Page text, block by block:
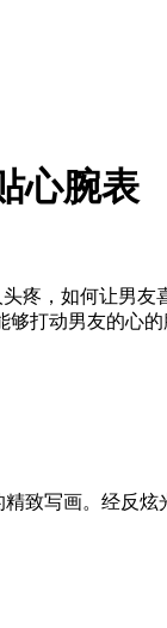
心腕表
，如何让男友
打动男友的心
写画。经反炫